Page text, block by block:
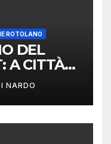
ROTOLANO
DEL
A CITTÀ
NARDO